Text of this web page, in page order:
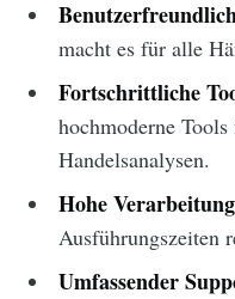
macht es für alle
Fortschrittliche
hochmoderne
Handelsanalysen.
Hohe
Ausführungszeiten
Umfassender